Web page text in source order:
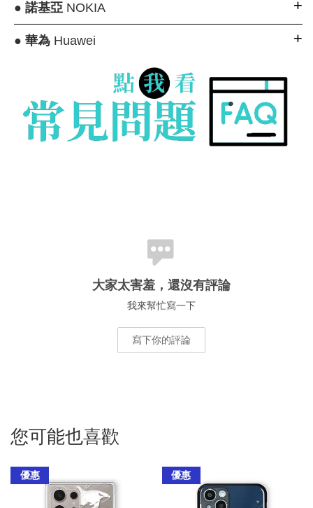
● 諾基亞NOKIA
● 華為Huawei
大家太害羞，還沒有評論
我來幫忙寫一下
寫下你的評論
您可能也喜歡
優惠 優惠